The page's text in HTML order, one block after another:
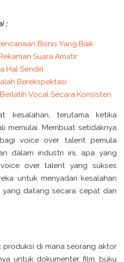
:
Bisnis Yang Baik
Suara Amatir
Hal Sendiri
Berekspektasi
Vocal Secara Konsisten
kesalahan, terutama ketika
memulai. Membuat setidaknya
voice over talent pemula
dalam industri ini, apa yang
over talent yang sukses
untuk menyadari kesalahan
yang datang secara cepat dan
produksi di mana seorang aktor
untuk dokumenter, film, buku